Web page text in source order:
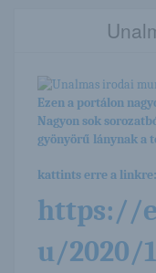
Ezen a portálon
Nagyon sok
gyönyörű lánynak a
kattints erre a
https://
u/2020/